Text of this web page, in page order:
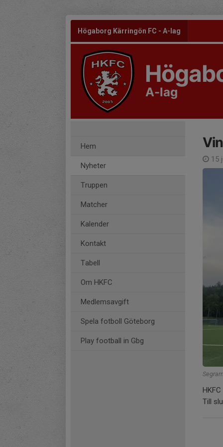
Högaborg Kärringön FC - A-lag
A-lag
Hem
Nyheter
Truppen
Matcher
Kalender
Kontakt
Tabell
Om HKFC
Medlemsavgift
Spela fotboll Göteborg
Play football in Gbg
15
Till